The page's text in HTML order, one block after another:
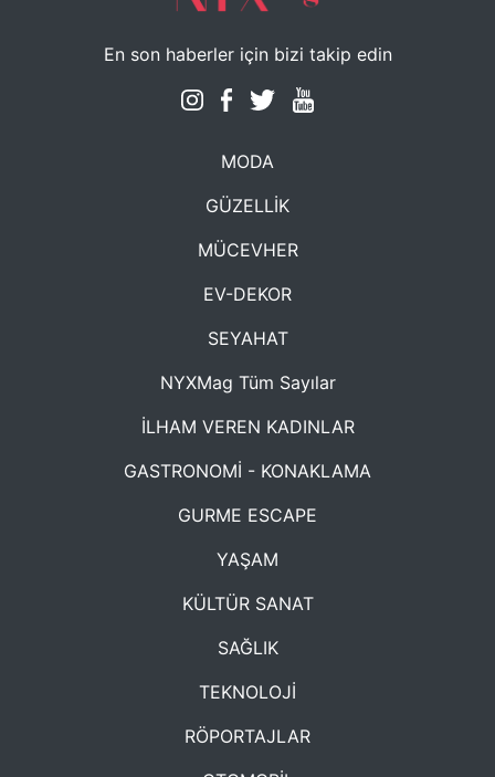
En son haberler için bizi takip edin
MODA
GÜZELLİK
MÜCEVHER
EV-DEKOR
SEYAHAT
NYXMag Tüm Sayılar
İLHAM VEREN KADINLAR
GASTRONOMİ - KONAKLAMA
GURME ESCAPE
YAŞAM
KÜLTÜR SANAT
SAĞLIK
TEKNOLOJİ
RÖPORTAJLAR